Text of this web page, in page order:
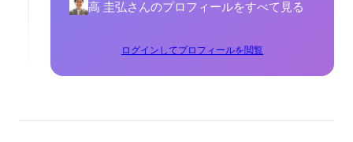
高 圭弘さんのプロフィールをすべて見る
ログインしてプロフィールを閲覧